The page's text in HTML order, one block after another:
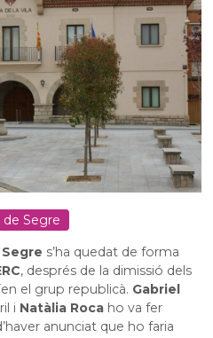
de Segre
s’ha quedat de forma
, després de la dimissió dels
el grup republicà. Gabriel
i Natàlia Roca ho va fer
anunciat que ho faria